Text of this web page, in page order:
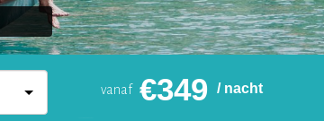
vanaf €349 / nacht